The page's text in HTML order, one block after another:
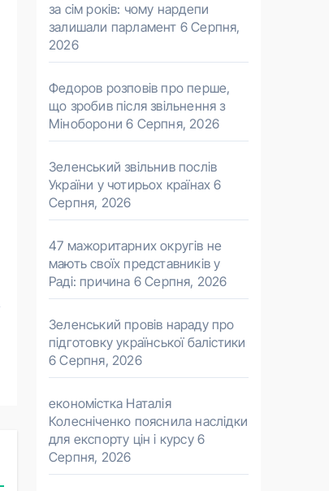
за сім років: чому нардепи
залишали парламент 6 Серпня,
2026
Федоров розповів про перше,
що зробив після звільнення з
Міноборони 6 Серпня, 2026
Зеленський звільнив послів
України у чотирьох країнах 6
Серпня, 2026
47 мажоритарних округів не
мають своїх представників у
Раді: причина 6 Серпня, 2026
Зеленський провів нараду про
підготовку української балістики
6 Серпня, 2026
економістка Наталія
Колесніченко пояснила наслідки
для експорту цін і курсу 6
Серпня, 2026